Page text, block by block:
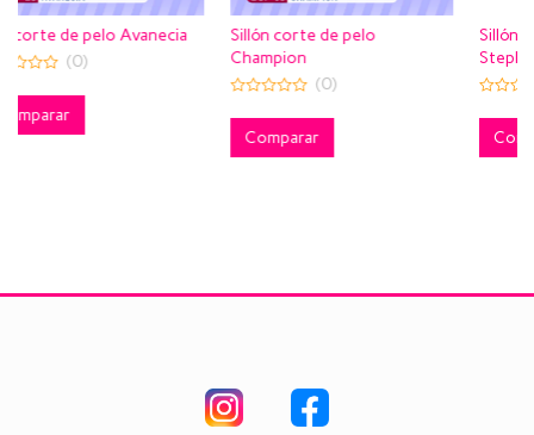
Sillón corte de pelo
Champion
of
Sillón corte de pelo
out